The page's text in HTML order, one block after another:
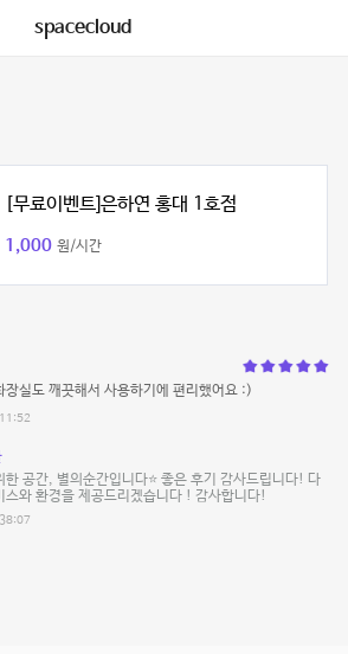
spacecloud
[무료이벤트]은하연 홍대 1호점
1,000 원/시간
장실도 깨끗해서 사용하기에 편리했어요 :)
한 공간, 별의순간입니다⭐️ 좋은 후기 감사드립니다! 다
스와 환경을 제공드리겠습니다 ! 감사합니다!